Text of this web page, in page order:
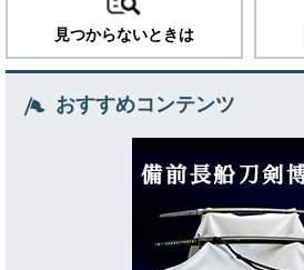
見つからないときは
おすすめコンテンツ